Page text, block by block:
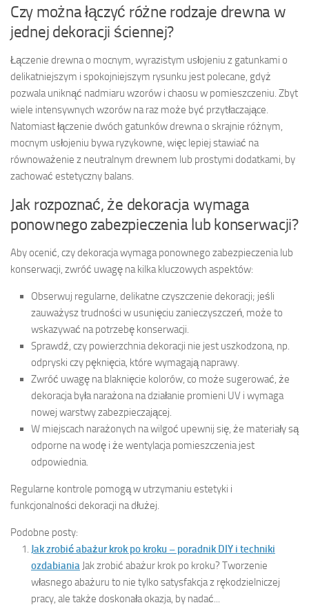
Czy można łączyć różne rodzaje drewna w
jednej dekoracji ściennej?
Łączenie drewna o mocnym, wyrazistym usłojeniu z gatunkami o
delikatniejszym i spokojniejszym rysunku jest polecane, gdyż
pozwala uniknąć nadmiaru wzorów i chaosu w pomieszczeniu. Zbyt
wiele intensywnych wzorów na raz może być przytłaczające.
Natomiast łączenie dwóch gatunków drewna o skrajnie różnym,
mocnym usłojeniu bywa ryzykowne, więc lepiej stawiać na
równoważenie z neutralnym drewnem lub prostymi dodatkami, by
zachować estetyczny balans.
Jak rozpoznać, że dekoracja wymaga
ponownego zabezpieczenia lub konserwacji?
Aby ocenić, czy dekoracja wymaga ponownego zabezpieczenia lub
konserwacji, zwróć uwagę na kilka kluczowych aspektów:
Obserwuj regularne, delikatne czyszczenie dekoracji; jeśli
zauważysz trudności w usunięciu zanieczyszczeń, może to
wskazywać na potrzebę konserwacji.
Sprawdź, czy powierzchnia dekoracji nie jest uszkodzona, np.
odpryski czy pęknięcia, które wymagają naprawy.
Zwróć uwagę na blaknięcie kolorów, co może sugerować, że
dekoracja była narażona na działanie promieni UV i wymaga
nowej warstwy zabezpieczającej.
W miejscach narażonych na wilgoć upewnij się, że materiały są
odporne na wodę i że wentylacja pomieszczenia jest
odpowiednia.
Regularne kontrole pomogą w utrzymaniu estetyki i
funkcjonalności dekoracji na dłużej.
Podobne posty:
Jak zrobić abażur krok po kroku – poradnik DIY i techniki
ozdabiania Jak zrobić abażur krok po kroku? Tworzenie
własnego abażuru to nie tylko satysfakcja z rękodzielniczej
pracy, ale także doskonała okazja, by nadać...